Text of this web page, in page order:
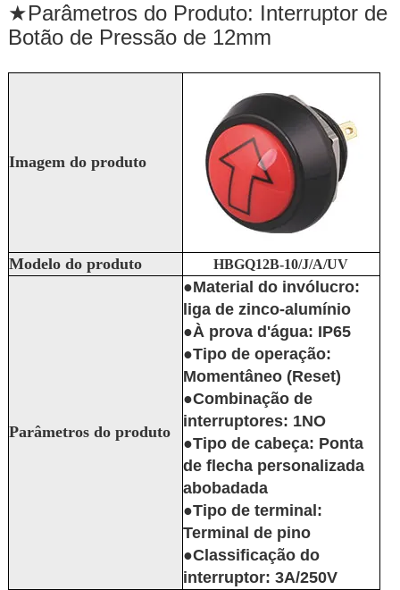
★Parâmetros do Produto: Interruptor de
Botão de Pressão de 12mm
Imagem do produto
Modelo do produto HBGQ12B-10/J/A/UV
Parâmetros do produto
●Material do invólucro:
liga de zinco-alumínio
●À prova d'água: IP65
●Tipo de operação:
Momentâneo (Reset)
●Combinação de
interruptores: 1NO
●Tipo de cabeça: Ponta
de flecha personalizada
abobadada
●Tipo de terminal:
Terminal de pino
●Classificação do
interruptor: 3A/250V